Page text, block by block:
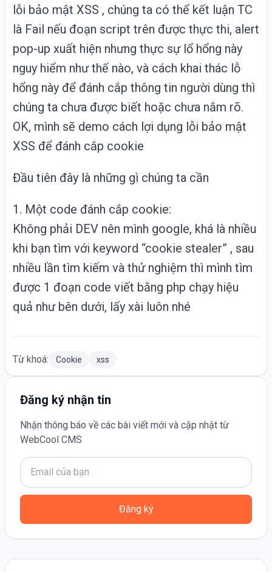
lỗi bảo mật XSS , chúng ta có thể kết luận TC
là Fail nếu đoạn script trên được thực thi, alert
pop-up xuất hiện nhưng thực sự lổ hổng này
nguy hiểm như thế nào, và cách khai thác lỗ
hổng này để đánh cắp thông tin người dùng thì
chúng ta chưa được biết hoặc chưa nắm rõ.
OK, mình sẽ demo cách lợi dụng lỗi bảo mật
XSS để đánh cắp cookie
Đầu tiên đây là những gì chúng ta cần
1. Một code đánh cắp cookie:
Không phải DEV nên mình google, khá là nhiều
khi bạn tìm với keyword “cookie stealer” , sau
nhiều lần tìm kiếm và thử nghiệm thì mình tìm
được 1 đoạn code viết bằng php chạy hiệu
quả như bên dưới, lấy xài luôn nhé
Từ khoá: Cookie xss
Đăng ký nhận tin
Nhận thông báo về các bài viết mới và cập nhật từ
WebCool CMS
Đăng ký